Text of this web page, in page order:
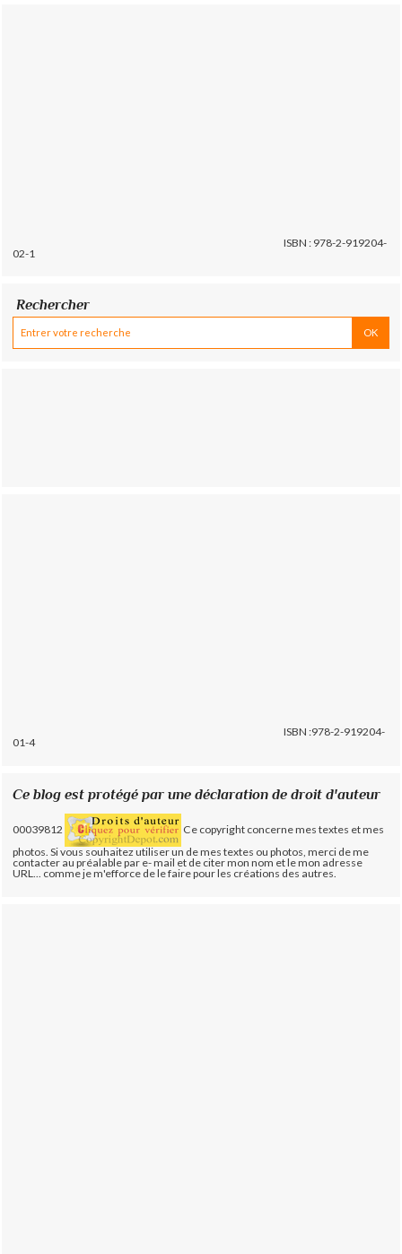
ISBN : 978-2-919204-
02-1
Rechercher
ISBN :978-2-919204-
01-4
Ce blog est protégé par une déclaration de droit d'auteur
00039812
Ce copyright concerne mes textes et mes
photos. Si vous souhaitez utiliser un de mes textes ou photos, merci de me
contacter au préalable par e- mail et de citer mon nom et le mon adresse
URL... comme je m'efforce de le faire pour les créations des autres.